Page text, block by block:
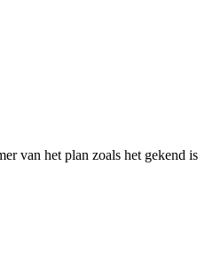
van het plan zoals het gekend is